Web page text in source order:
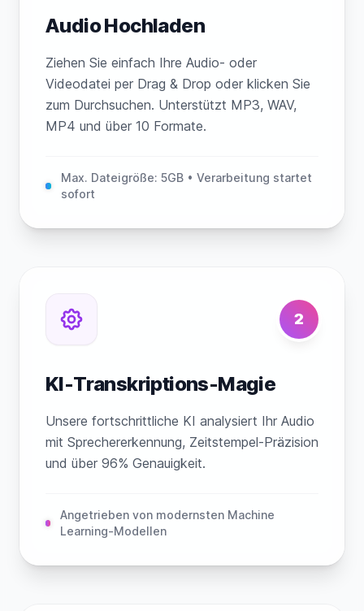
Audio Hochladen
Ziehen Sie einfach Ihre Audio- oder
Videodatei per Drag & Drop oder klicken Sie
zum Durchsuchen. Unterstützt MP3, WAV,
MP4 und über 10 Formate.
Max. Dateigröße: 5GB • Verarbeitung startet
sofort
2
KI-Transkriptions-Magie
Unsere fortschrittliche KI analysiert Ihr Audio
mit Sprechererkennung, Zeitstempel-Präzision
und über 96% Genauigkeit.
Angetrieben von modernsten Machine
Learning-Modellen